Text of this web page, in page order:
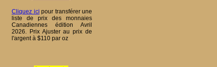
Cliquez ici pour transférer une
liste de prix des monnaies
Canadiennes édition Avril
2026. Prix Ajuster au prix de
l'argent à $110 par oz